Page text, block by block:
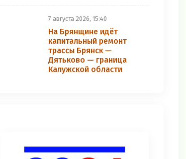
7 августа 2026, 15:40
На Брянщине идёт
капитальный ремонт
трассы Брянск —
Дятьково — граница
Калужской области